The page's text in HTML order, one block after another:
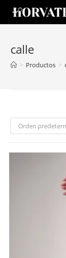
calle
> Productos >
Orden